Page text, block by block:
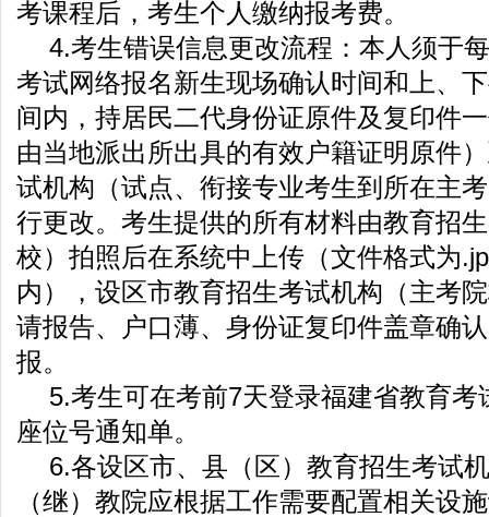
考课程后，考生个人缴纳报考费。
4.考生错误信息更改流程：本人须于
考试网络报名新生现场确认时间和上、
间内，持居民二代身份证原件及复印件
由当地派出所出具的有效户籍证明原件
试机构（试点、衔接专业考生到所在主
行更改。考生提供的所有材料由教育招
校）拍照后在系统中上传（文件格式为
内），设区市教育招生考试机构（主考
请报告、户口薄、身份证复印件盖章确
报。
5.考生可在考前7天登录福建省教育考
座位号通知单。
6.各设区市、县（区）教育招生考试
（继）教院应根据工作需要配置相关设